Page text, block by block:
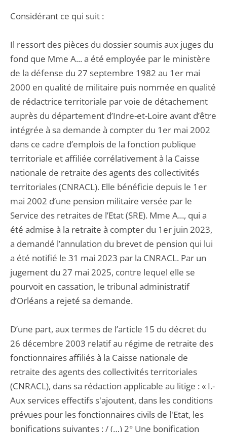
Considérant ce qui suit :
Il ressort des pièces du dossier soumis aux juges du
fond que Mme A... a été employée par le ministère
de la défense du 27 septembre 1982 au 1er mai
2000 en qualité de militaire puis nommée en qualité
de rédactrice territoriale par voie de détachement
auprès du département d’Indre-et-Loire avant d’être
intégrée à sa demande à compter du 1er mai 2002
dans ce cadre d’emplois de la fonction publique
territoriale et affiliée corrélativement à la Caisse
nationale de retraite des agents des collectivités
territoriales (CNRACL). Elle bénéficie depuis le 1er
mai 2002 d’une pension militaire versée par le
Service des retraites de l’Etat (SRE). Mme A..., qui a
été admise à la retraite à compter du 1er juin 2023,
a demandé l’annulation du brevet de pension qui lui
a été notifié le 31 mai 2023 par la CNRACL. Par un
jugement du 27 mai 2025, contre lequel elle se
pourvoit en cassation, le tribunal administratif
d’Orléans a rejeté sa demande.
D’une part, aux termes de l’article 15 du décret du
26 décembre 2003 relatif au régime de retraite des
fonctionnaires affiliés à la Caisse nationale de
retraite des agents des collectivités territoriales
(CNRACL), dans sa rédaction applicable au litige : « I.-
Aux services effectifs s'ajoutent, dans les conditions
prévues pour les fonctionnaires civils de l'Etat, les
bonifications suivantes : / (…) 2° Une bonification